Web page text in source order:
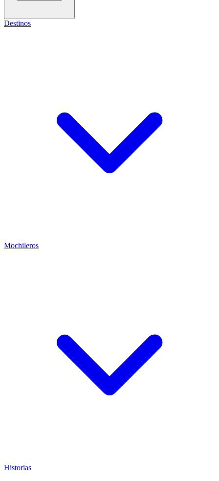
Destinos
Mochileros
Historias